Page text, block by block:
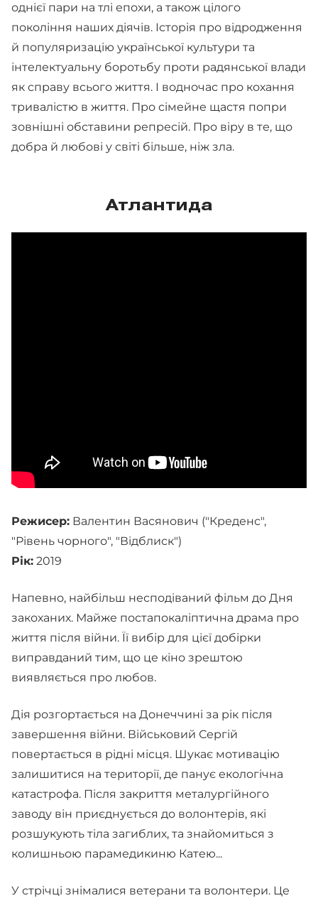
однієї пари на тлі епохи, а також цілого
покоління наших діячів. Історія про відродження
й популяризацію української культури та
інтелектуальну боротьбу проти радянської влади
як справу всього життя. І водночас про кохання
тривалістю в життя. Про сімейне щастя попри
зовнішні обставини репресій. Про віру в те, що
добра й любові у світі більше, ніж зла.
Атлантида
Режисер: Валентин Васянович ("Креденс",
"Рівень чорного", "Відблиск")
Рік: 2019
Напевно, найбільш несподіваний фільм до Дня
закоханих. Майже постапокаліптична драма про
життя після війни. Її вибір для цієї добірки
виправданий тим, що це кіно зрештою
виявляється про любов.
Дія розгортається на Донеччині за рік після
завершення війни. Військовий Сергій
повертається в рідні місця. Шукає мотивацію
залишитися на території, де панує екологічна
катастрофа. Після закриття металургійного
заводу він приєднується до волонтерів, які
розшукують тіла загиблих, та знайомиться з
колишньою парамедикиню Катею...
У стрічці знімалися ветерани та волонтери. Це